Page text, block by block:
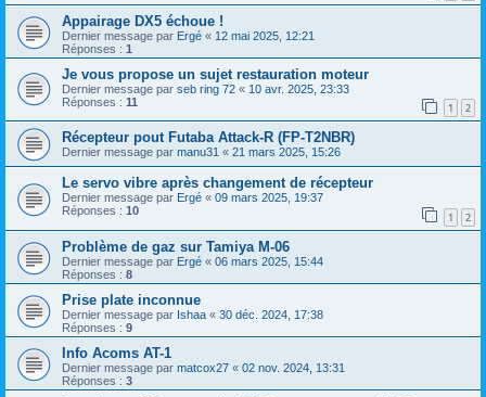
Appairage DX5 échoue !
Dernier message par Ergé « 12 mai 2025, 12:21
Réponses : 1
Je vous propose un sujet restauration moteur
Dernier message par seb ring 72 « 10 avr. 2025, 23:33
Réponses : 11 1 2
Récepteur pout Futaba Attack-R (FP-T2NBR)
Dernier message par manu31 « 21 mars 2025, 15:26
Le servo vibre après changement de récepteur
Dernier message par Ergé « 09 mars 2025, 19:37
Réponses : 10 1 2
Problème de gaz sur Tamiya M-06
Dernier message par Ergé « 06 mars 2025, 15:44
Réponses : 8
Prise plate inconnue
Dernier message par Ishaa « 30 déc. 2024, 17:38
Réponses : 9
Info Acoms AT-1
Dernier message par matcox27 « 02 nov. 2024, 13:31
Réponses : 3